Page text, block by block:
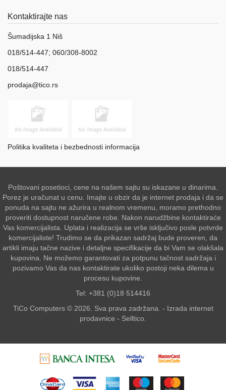
Kontaktirajte nas
Šumadijska 1 Niš
018/514-447; 060/308-8002
018/514-447
prodaja@tico.rs
Politika kvaliteta i bezbednosti informacija
Poštovani posetioci, cene na našem sajtu su iskazane u dinarima.
Porez je uračunat u cenu. Imajte u obzir da je internet prodaja i da se
ponuda na sajtu ne ažurira u realnom vremenu, moramo prethodno
proveriti dostupnost naručene robe. Nakon narudžbine kontaktiraće
Vas komercijalista. Uplata i realizacija se vrše isključivo posle potvrde
komercijaliste! Trudimo se da prikazan sadržaj bude proveren, da
artikli imaju tačne nazive i detaljne specifikacije da bi Vam se olakšala
kupovina. Ne možemo garantovati za potpunu tačnost sadržaja i
pozivamo Vas da nas kontaktirate ukoliko postoji neka dilema u
procesu kupovine.
Tel: +381 (0)18 514416
TiCo Computers © 2026. Sva prava zadržana. - Izrada internet
prodavnice - Selltico.